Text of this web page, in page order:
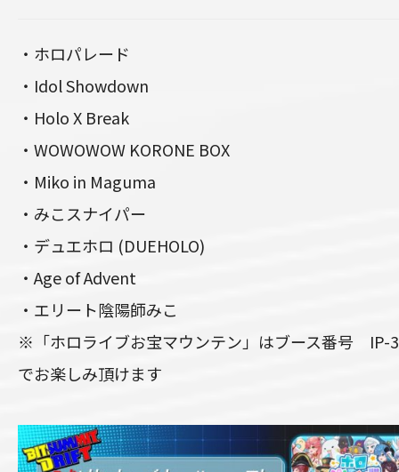
・ホロパレード
・Idol Showdown
・Holo X Break
・WOWOWOW KORONE BOX
・Miko in Maguma
・みこスナイパー
・デュエホロ (DUEHOLO)
・Age of Advent
・エリート陰陽師みこ
※「ホロライブお宝マウンテン」はブース番号 IP-
でお楽しみ頂けます